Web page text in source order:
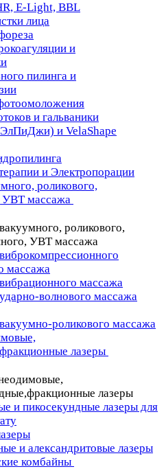
E-Light, BBL
лица
и
пилинга и
и гальваники
и VelaShape
и Электропорации
роликового,
УВТ массажа
роликового,
УВТ массажа
массажа
массажа
волнового массажа
роликового массажа
лазеры
лазеры
и пикосекундные лазеры для
и александритовые лазеры
комбайны